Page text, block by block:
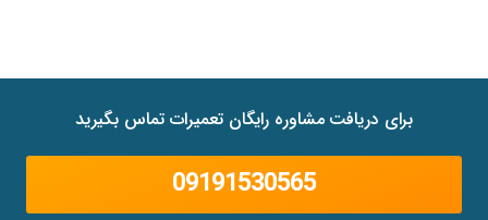
برای دریافت مشاوره رایگان تعمیرات تماس بگیرید
09191530565